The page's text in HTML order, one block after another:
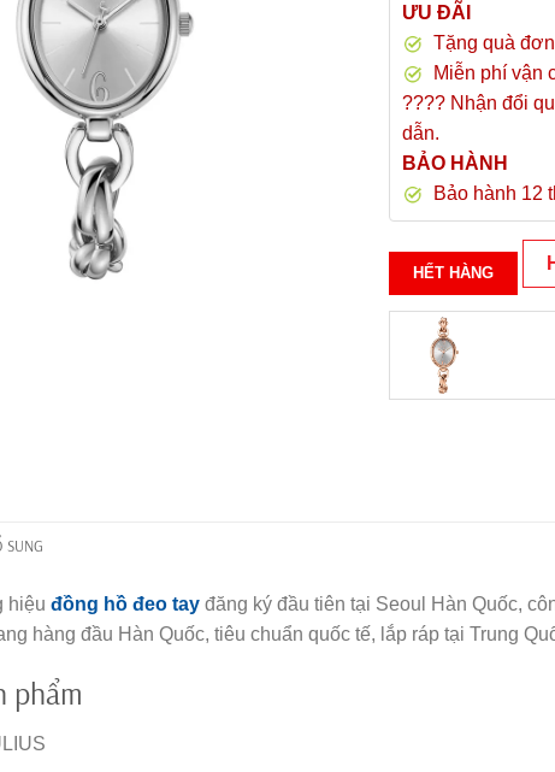
ƯU ĐÃI
Tặng quà
Miễn phí vận
???? Nhận đổi
dẫn.
BẢO HÀNH
Bảo hành 12
HẾT HÀNG
SUNG
hiệu đồng hồ đeo tay đăng ký đầu tiên tại Seoul Hàn Quốc,
hàng đầu Hàn Quốc, tiêu chuẩn quốc tế, lắp ráp tại Trung
phẩm